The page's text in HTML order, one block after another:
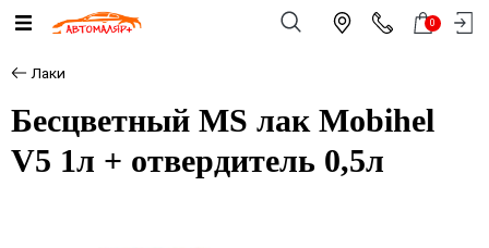
0
Лаки
Бесцветный MS лак Mobihel
V5 1л + отвердитель 0,5л